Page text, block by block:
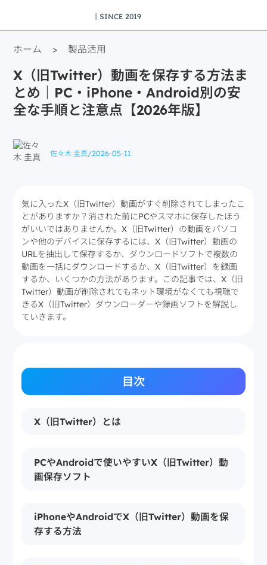
丨SINCE 2019
ホーム > 製品活用
X（旧Twitter）動画を保存する方法ま
とめ｜PC・iPhone・Android別の安
全な手順と注意点【2026年版】
佐々木 圭真/2026-05-11
気に入ったX（旧Twitter）動画がすぐ削除されてしまったこ
とがありますか？消された前にPCやスマホに保存したほう
がいいではありませんか。X（旧Twitter）の動画をパソコ
ンや他のデバイスに保存するには、X（旧Twitter）動画の
URLを抽出して保存するか、ダウンロードソフトで複数の
動画を一括にダウンロードするか、X（旧Twitter）を録画
するか、いくつかの方法があります。この記事では、X（旧
Twitter）動画が削除されてもネット環境がなくても視聴で
きるX（旧Twitter）ダウンローダーや録画ソフトを解説し
ていきます。
目次
X（旧Twitter）とは
PCやAndroidで使いやすいX（旧Twitter）動
画保存ソフト
iPhoneやAndroidでX（旧Twitter）動画を保
存する方法